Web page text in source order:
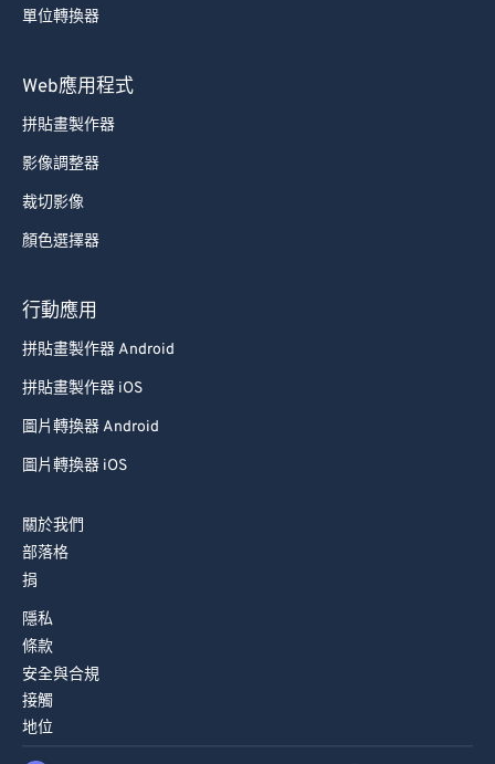
單位轉換器
Web應用程式
拼貼畫製作器
影像調整器
裁切影像
顏色選擇器
行動應用
拼貼畫製作器 Android
拼貼畫製作器 iOS
圖片轉換器 Android
圖片轉換器 iOS
關於我們
部落格
捐
隱私
條款
安全與合規
接觸
地位